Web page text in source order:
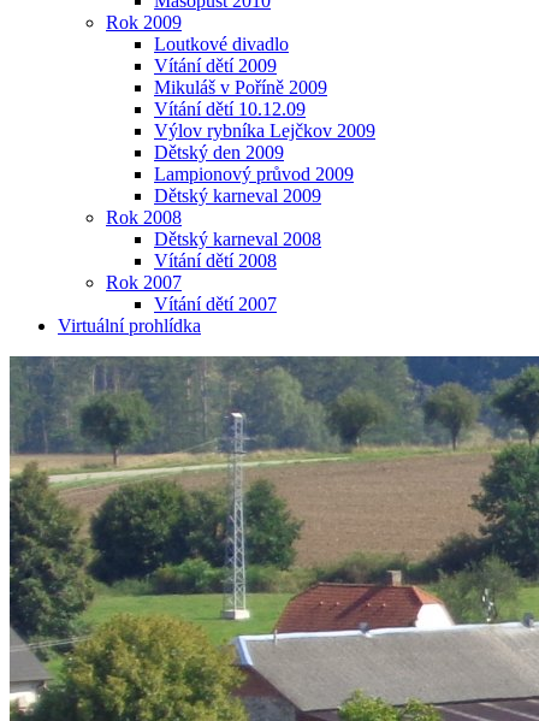
Rok 2009
Loutkové divadlo
Vítání dětí 2009
Mikuláš v Poříně 2009
Vítání dětí 10.12.09
Výlov rybníka Lejčkov 2009
Dětský den 2009
Lampionový průvod 2009
Dětský karneval 2009
Rok 2008
Dětský karneval 2008
Vítání dětí 2008
Rok 2007
Vítání dětí 2007
Virtuální prohlídka